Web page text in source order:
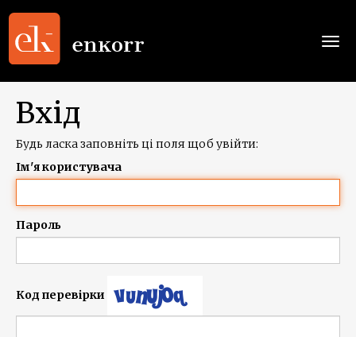
Вхід
Будь ласка заповніть ці поля щоб увійти:
Ім'я користувача
Пароль
Код перевірки